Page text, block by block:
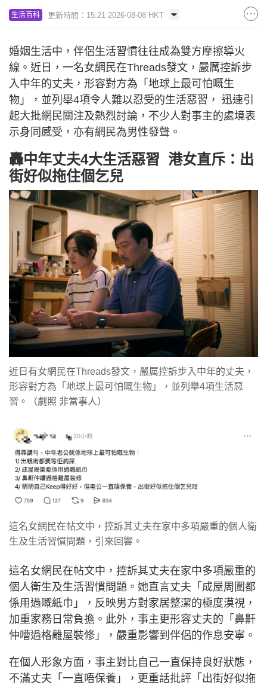
生活百科 更新時間：15:21 2026-08-08 HKT
婚姻生活中，伴侶生活習慣往往成為雙方摩擦導火
線。近日，一名女網民在Threads發文，嚴厲控訴步
入中年的丈夫，形容對方為「地球上最可怕嘅生
物」，並列舉4項令人難以忍受的生活惡習， 迅速引
起大批網民關注及熱烈討論，不少人對事主的處境表
示身同感受，亦有網民為男性發聲。
轟中年丈夫4大生活惡習 港女直斥：出
街好似拖住個乞兒
近日有女網民在Threads發文，嚴厲控訴步入中年的丈夫，
形容對方為「地球上最可怕嘅生物」，並列舉4項生活惡
習。（劇照 非當事人）
這名女網民在帖文中，控訴其丈夫在家中多項嚴重的個人衛
生及生活習慣問題，引來回響。
這名女網民在帖文中，控訴其丈夫在家中多項嚴重的
個人衛生及生活習慣問題。她直言丈夫「成屋周圍都
係用過嘅紙巾」，反映男方對家居整潔的極度漠視，
加重家務日常負擔。此外，事主更形容丈夫的「鼻鼾
仲嘈過格離屋裝修」，嚴重影響到伴侶的作息安寧。
在個人形象方面，事主對比自己一直保持良好狀態，
不滿丈夫「一直唔保養」，更重話批評「出街好似拖